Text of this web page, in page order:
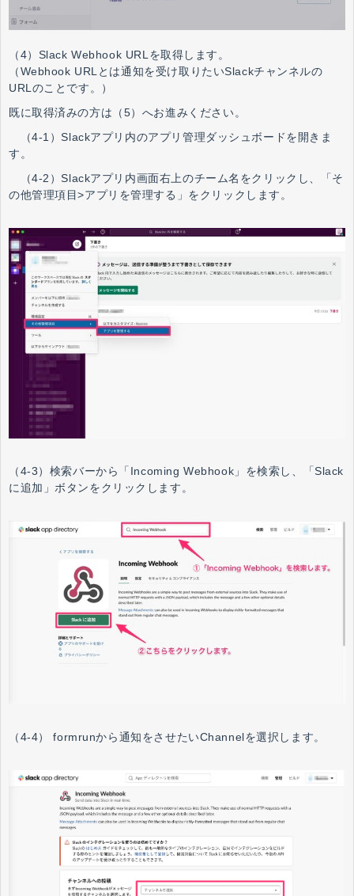
（4）Slack Webhook URLを取得します。
（Webhook URLとは通知を受け取りたいSlackチャンネルの
URLのことです。）
既に取得済みの方は（5）へお進みください。
（4-1）Slackアプリ内のアプリ管理ダッシュボードを開きま
す。
（4-2）Slackアプリ内画面右上のチーム名をクリックし、「そ
の他管理項目>アプリを管理する」をクリックします。
（4-3）検索バーから「Incoming Webhook」を検索し、「Slack
に追加」ボタンをクリックします。
（4-4） formrunから通知をさせたいChannelを選択します。